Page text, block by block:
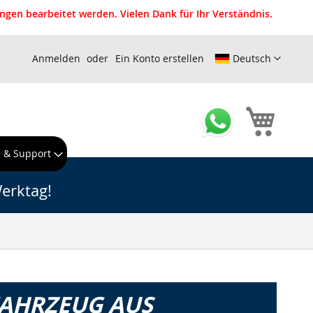
bearbeitet werden. Vielen Dank für Ihr Verständnis.
Deutsch
Anmelden Ein Konto erstellen
& Support
AUS